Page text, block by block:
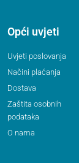
Opći uvjeti
Uvjeti poslovanja
Načini plaćanja
Dostava
Zaštita osobnih
podataka
O nama